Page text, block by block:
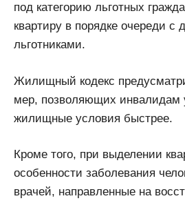
под категорию льготных
квартиру в порядке очереди с
льготниками.
Жилищный кодекс
мер, позволяющих инвалидам
жилищные условия быстрее.
Кроме того, при выделении
особенности заболевания
врачей, направленные на